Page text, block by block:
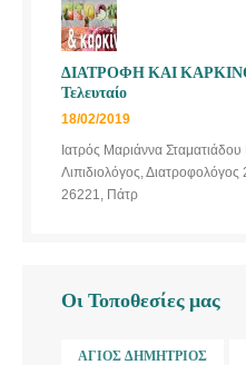
ΔΙΑΤΡΟΦΗ ΚΑΙ
Τελευταίο
18/02/2019
Ιατρός Μαριάννα Σταματιάδου
Λιπιδιολόγος,
26221, Πάτρ
Οι Τοποθεσίες μας
ΆΓΙΟΣ ΔΗΜΉΤΡΙΟΣ